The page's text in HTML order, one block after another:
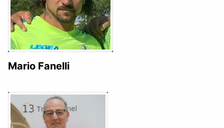
Mario Fanelli